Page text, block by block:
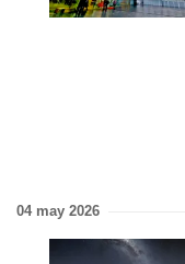
04 may 2026